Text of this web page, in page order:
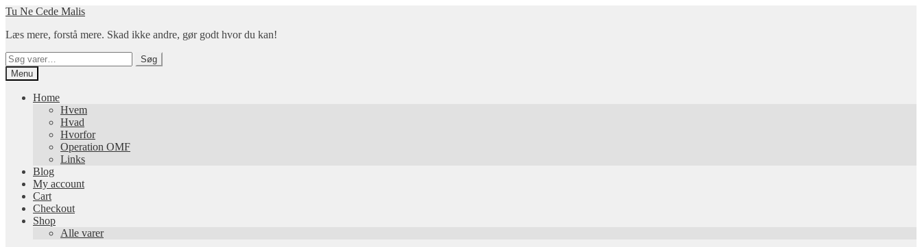
Spring
navigation
Spring
indhold
Tu Ne Cede Malis
Læs mere, forstå mere. Skad ikke andre, gør godt hvor du kan!
Søg
efter:
Søg
Menu
Home
Hvem
Hvad
Hvorfor
Operation OMF
Links
Blog
My account
Cart
Checkout
Shop
Alle varer